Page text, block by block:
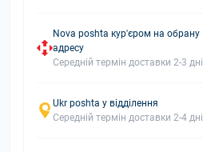
Nova poshta кур'єром на обрану
адресу
Середній термін доставки 2-3 дні
Ukr poshta у відділення
Середній термін доставки 2-4 дні